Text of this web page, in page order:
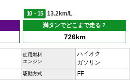
10・15
13.2km/L
満タンでどこまで走る？
726km
使用燃料
エンジン
ハイオク
ガソリン
駆動方式 FF